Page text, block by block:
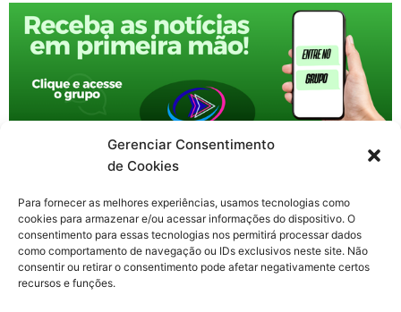
Gerenciar Consentimento
de Cookies
Para fornecer as melhores experiências, usamos tecnologias como
cookies para armazenar e/ou acessar informações do dispositivo. O
consentimento para essas tecnologias nos permitirá processar dados
como comportamento de navegação ou IDs exclusivos neste site. Não
consentir ou retirar o consentimento pode afetar negativamente certos
recursos e funções.